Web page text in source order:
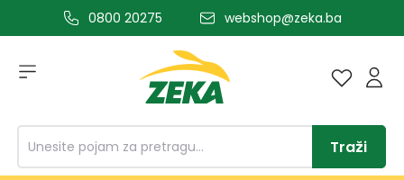
glavni sadržaj0800 20275 webshop@zeka.ba
Traži